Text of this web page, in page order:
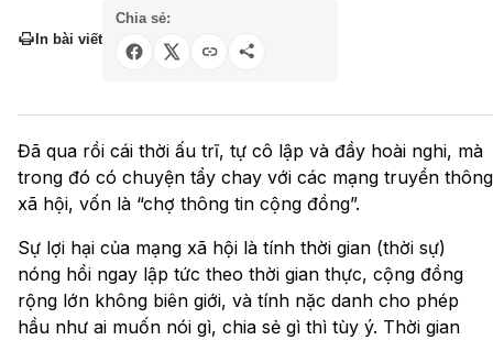
In bài viết
Chia sẻ:
Đã qua rồi cái thời ấu trĩ, tự cô lập và đầy hoài nghi, mà
trong đó có chuyện tẩy chay với các mạng truyền thông
xã hội, vốn là “chợ thông tin cộng đồng”.
Sự lợi hại của mạng xã hội là tính thời gian (thời sự)
nóng hổi ngay lập tức theo thời gian thực, cộng đồng
rộng lớn không biên giới, và tính nặc danh cho phép
hầu như ai muốn nói gì, chia sẻ gì thì tùy ý. Thời gian